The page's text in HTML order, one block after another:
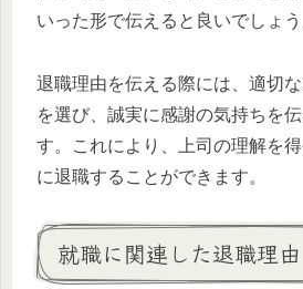
いった形で伝えると良いでしょう
退職理由を伝える際には、適切
を選び、誠実に感謝の気持ちを
す。これにより、上司の理解を
に退職することができます。
就職に関連した退職理由